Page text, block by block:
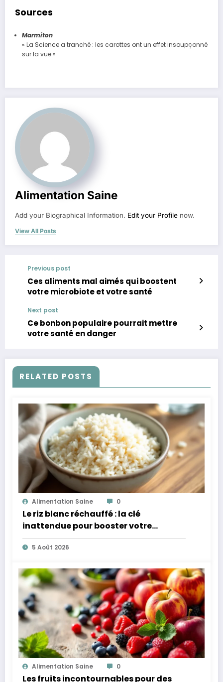
Sources
Marmiton
« La Science a tranché : les carottes ont un effet insoupçonné
sur la vue »
Alimentation Saine
Add your Biographical Information. Edit your Profile now.
View All Posts
Previous post
Ces aliments mal aimés qui boostent
votre microbiote et votre santé
Next post
Ce bonbon populaire pourrait mettre
votre santé en danger
RELATED POSTS
Alimentation Saine 0
Le riz blanc réchauffé : la clé
inattendue pour booster votre
microbiote
5 Août 2026
Alimentation Saine 0
Les fruits incontournables pour des